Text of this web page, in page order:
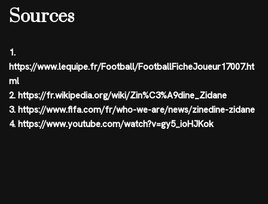
Sources
1.
https://www.lequipe.fr/Football/FootballFicheJoueur17007.ht
ml
2. https://fr.wikipedia.org/wiki/Zin%C3%A9dine_Zidane
3. https://www.fifa.com/fr/who-we-are/news/zinedine-zidane
4. https://www.youtube.com/watch?v=gy5_ioHJKok